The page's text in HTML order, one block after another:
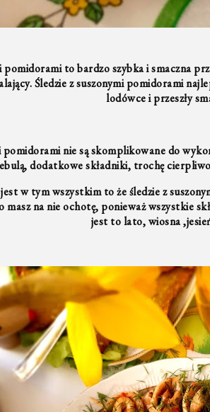
pomidorami to bardzo szybka i smaczna
Śledzie z suszonymi pomidorami
lodówce i przeszły
pomidorami nie są skomplikowane do
dodatkowe składniki, trochę
w tym wszystkim to że śledzie z
na nie ochotę, ponieważ wszystkie
jest to lato, wiosna